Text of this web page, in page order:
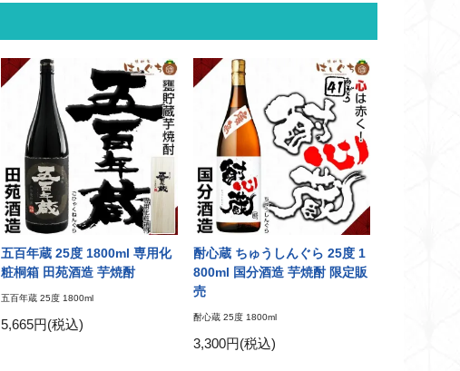
五百年蔵 25度 1800ml 専用化
粧桐箱 田苑酒造 芋焼酎
五百年蔵 25度 1800ml
5,665円(税込)
酎心蔵 ちゅうしんぐら 25度 1
800ml 国分酒造 芋焼酎 限定販
売
酎心蔵 25度 1800ml
3,300円(税込)